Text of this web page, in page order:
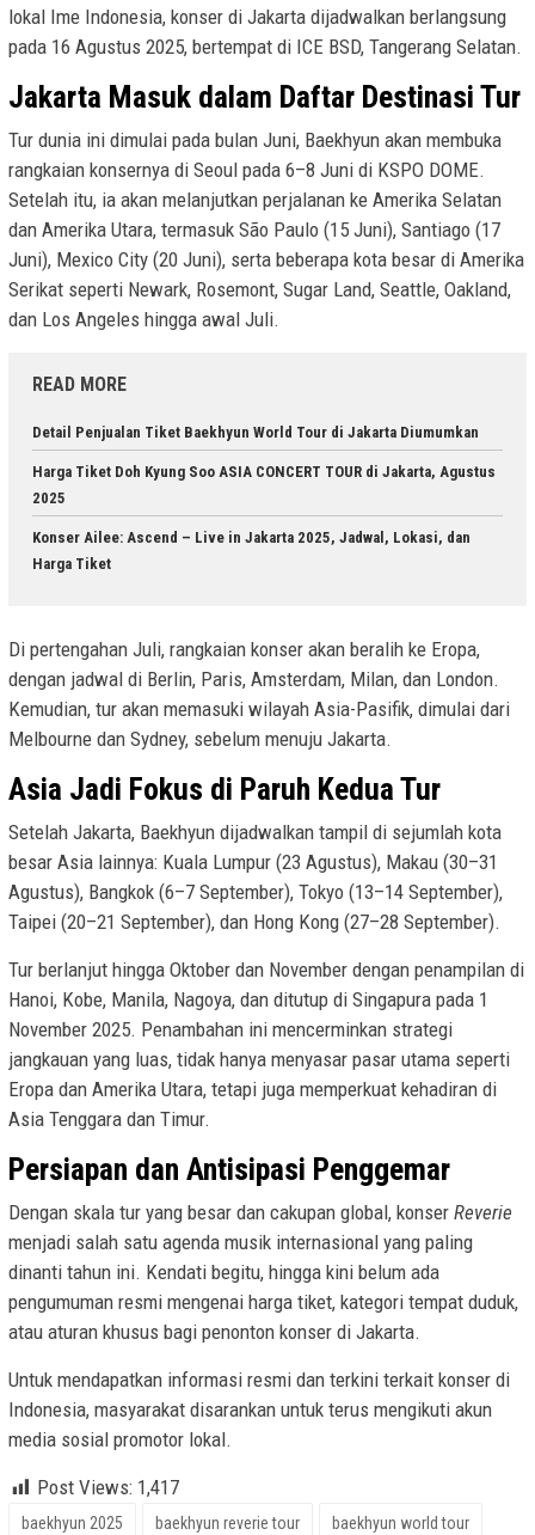
lokal Ime Indonesia, konser di Jakarta dijadwalkan berlangsung
pada 16 Agustus 2025, bertempat di ICE BSD, Tangerang Selatan.
Jakarta Masuk dalam Daftar Destinasi Tur
Tur dunia ini dimulai pada bulan Juni, Baekhyun akan membuka
rangkaian konsernya di Seoul pada 6–8 Juni di KSPO DOME.
Setelah itu, ia akan melanjutkan perjalanan ke Amerika Selatan
dan Amerika Utara, termasuk São Paulo (15 Juni), Santiago (17
Juni), Mexico City (20 Juni), serta beberapa kota besar di Amerika
Serikat seperti Newark, Rosemont, Sugar Land, Seattle, Oakland,
dan Los Angeles hingga awal Juli.
READ MORE
Detail Penjualan Tiket Baekhyun World Tour di Jakarta Diumumkan
Harga Tiket Doh Kyung Soo ASIA CONCERT TOUR di Jakarta, Agustus
2025
Konser Ailee: Ascend – Live in Jakarta 2025, Jadwal, Lokasi, dan
Harga Tiket
Di pertengahan Juli, rangkaian konser akan beralih ke Eropa,
dengan jadwal di Berlin, Paris, Amsterdam, Milan, dan London.
Kemudian, tur akan memasuki wilayah Asia-Pasifik, dimulai dari
Melbourne dan Sydney, sebelum menuju Jakarta.
Asia Jadi Fokus di Paruh Kedua Tur
Setelah Jakarta, Baekhyun dijadwalkan tampil di sejumlah kota
besar Asia lainnya: Kuala Lumpur (23 Agustus), Makau (30–31
Agustus), Bangkok (6–7 September), Tokyo (13–14 September),
Taipei (20–21 September), dan Hong Kong (27–28 September).
Tur berlanjut hingga Oktober dan November dengan penampilan di
Hanoi, Kobe, Manila, Nagoya, dan ditutup di Singapura pada 1
November 2025. Penambahan ini mencerminkan strategi
jangkauan yang luas, tidak hanya menyasar pasar utama seperti
Eropa dan Amerika Utara, tetapi juga memperkuat kehadiran di
Asia Tenggara dan Timur.
Persiapan dan Antisipasi Penggemar
Dengan skala tur yang besar dan cakupan global, konser Reverie
menjadi salah satu agenda musik internasional yang paling
dinanti tahun ini. Kendati begitu, hingga kini belum ada
pengumuman resmi mengenai harga tiket, kategori tempat duduk,
atau aturan khusus bagi penonton konser di Jakarta.
Untuk mendapatkan informasi resmi dan terkini terkait konser di
Indonesia, masyarakat disarankan untuk terus mengikuti akun
media sosial promotor lokal.
Post Views: 1,417
baekhyun 2025 baekhyun reverie tour baekhyun world tour